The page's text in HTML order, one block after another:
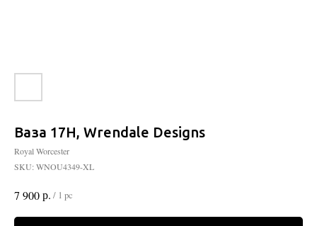
Ваза 17Н, Wrendale Designs
Royal Worcester
SKU: WNOU4349-XL
7 900р. / 1 pc